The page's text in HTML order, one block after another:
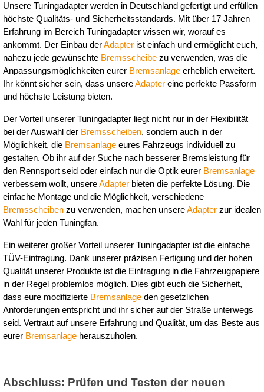
Unsere Tuningadapter werden in Deutschland gefertigt und erfüllen
höchste Qualitäts- und Sicherheitsstandards. Mit über 17 Jahren
Erfahrung im Bereich Tuningadapter wissen wir, worauf es
ankommt. Der Einbau der Adapter ist einfach und ermöglicht euch,
nahezu jede gewünschte Bremsscheibe zu verwenden, was die
Anpassungsmöglichkeiten eurer Bremsanlage erheblich erweitert.
Ihr könnt sicher sein, dass unsere Adapter eine perfekte Passform
und höchste Leistung bieten.
Der Vorteil unserer Tuningadapter liegt nicht nur in der Flexibilität
bei der Auswahl der Bremsscheiben, sondern auch in der
Möglichkeit, die Bremsanlage eures Fahrzeugs individuell zu
gestalten. Ob ihr auf der Suche nach besserer Bremsleistung für
den Rennsport seid oder einfach nur die Optik eurer Bremsanlage
verbessern wollt, unsere Adapter bieten die perfekte Lösung. Die
Bremsscheiben zu verwenden, machen unsere Adapter zur idealen
Wahl für jeden Tuningfan.
Ein weiterer großer Vorteil unserer Tuningadapter ist die einfache
TÜV-Eintragung. Dank unserer präzisen Fertigung und der hohen
Qualität unserer Produkte ist die Eintragung in die Fahrzeugpapiere
in der Regel problemlos möglich. Dies gibt euch die Sicherheit,
dass eure modifizierte Bremsanlage den gesetzlichen
Anforderungen entspricht und ihr sicher auf der Straße unterwegs
seid. Vertraut auf unsere Erfahrung und Qualität, um das Beste aus
eurer Bremsanlage herauszuholen.